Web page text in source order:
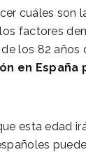
cuáles son
factores
los 82 años
en España
esta edad